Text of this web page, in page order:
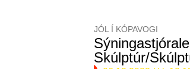
JÓL Í KÓPAVOGI
Skúlptúr/